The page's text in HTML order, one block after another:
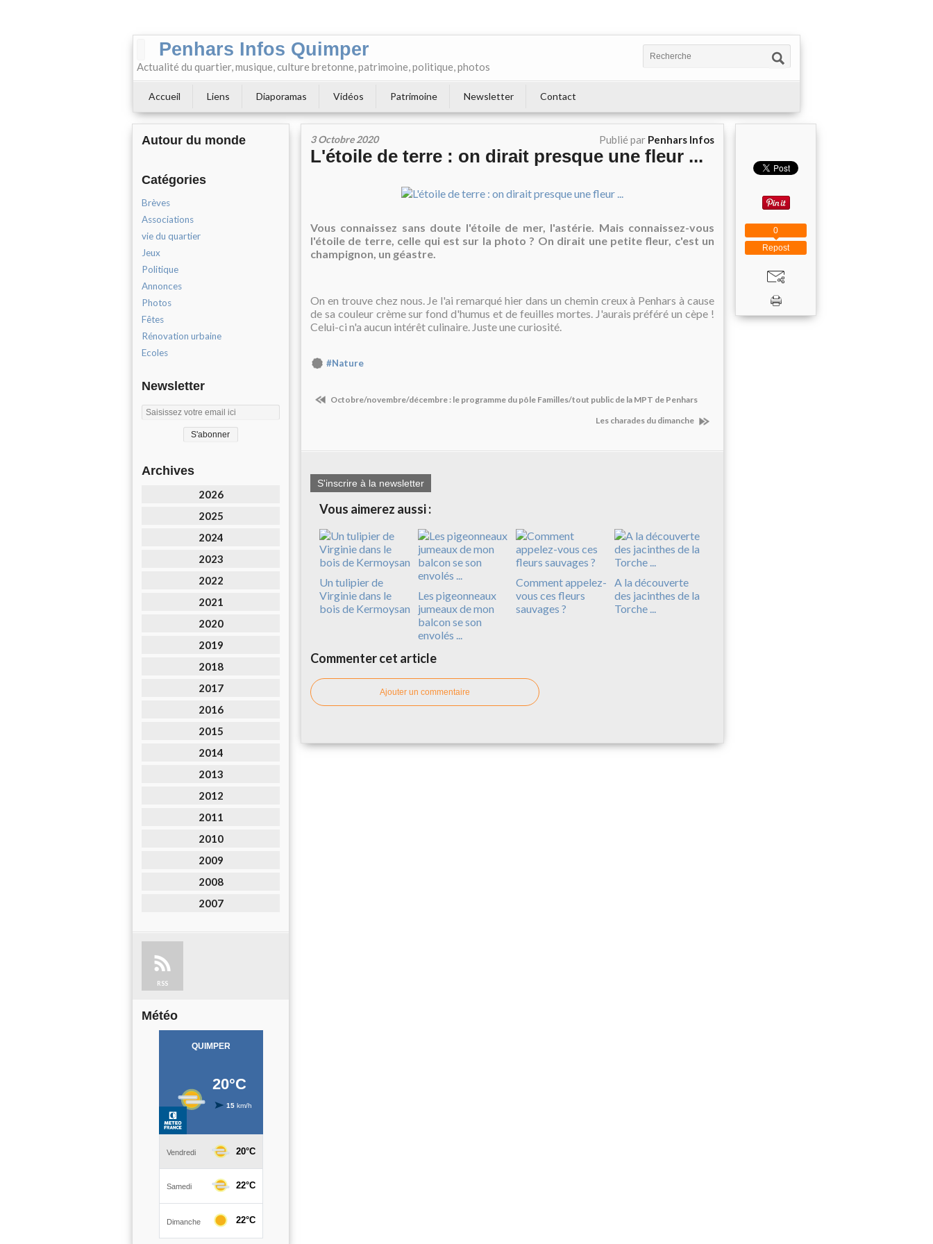
Penhars Infos Quimper
Actualité du quartier, musique, culture bretonne, patrimoine, politique, photos
Accueil Liens Diaporamas Vidéos Patrimoine Newsletter Contact
Autour du monde
Catégories
Brèves
Associations
vie du quartier
Jeux
Politique
Annonces
Photos
Fêtes
Rénovation urbaine
Ecoles
Newsletter
Archives
2026
2025
2024
2023
2022
2021
2020
2019
2018
2017
2016
2015
2014
2013
2012
2011
2010
2009
2008
2007
RSS
Météo
3 Octobre 2020 Publié par Penhars Infos
L'étoile de terre : on dirait presque une fleur ...
Vous connaissez sans doute l'étoile de mer, l'astérie. Mais connaissez-vous
l'étoile de terre, celle qui est sur la photo ? On dirait une petite fleur, c'est un
champignon, un géastre.
On en trouve chez nous. Je l'ai remarqué hier dans un chemin creux à Penhars à cause
de sa couleur crème sur fond d'humus et de feuilles mortes. J'aurais préféré un cèpe !
Celui-ci n'a aucun intérêt culinaire. Juste une curiosité.
#Nature
Octobre/novembre/décembre : le programme du pôle Familles/tout public de la MPT de Penhars
Les charades du dimanche
S'inscrire à la newsletter
Vous aimerez aussi :
Un tulipier de
Virginie dans le
bois de Kermoysan
Les pigeonneaux
jumeaux de mon
balcon se son
envolés ...
Comment appelez-
vous ces fleurs
sauvages ?
A la découverte
des jacinthes de la
Torche ...
Commenter cet article
Ajouter un commentaire
Repost
0